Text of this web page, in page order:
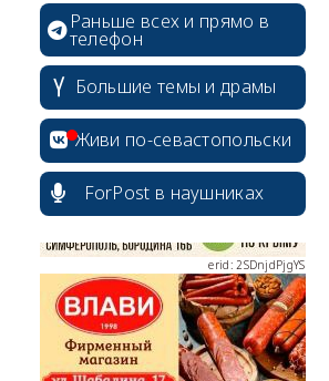
Раньше всех и прямо в
телефон
Большие темы и драмы
Живи по-севастопольски
ForPost в наушниках
erid: 2SDnjdPjgYS